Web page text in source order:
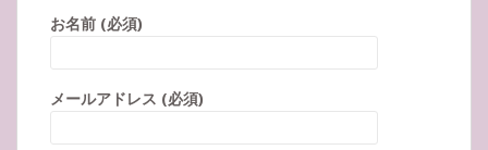
お名前 (必須)
メールアドレス (必須)